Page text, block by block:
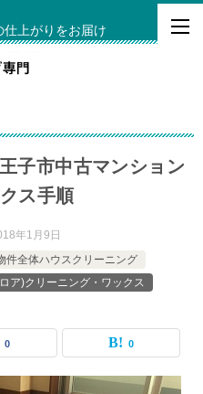
上がりをお届け
子市中古マンション
ス手順
年1月9日
件全体ハウスクリーニング
ア)クリーニング・ワックス
0 0